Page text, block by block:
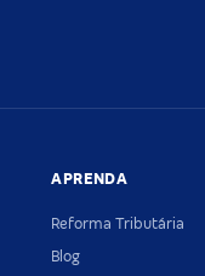
APRENDA
Reforma Tributária
Blog